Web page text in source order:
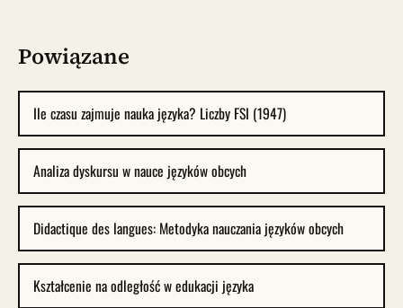
Powiązane
Ile czasu zajmuje nauka języka? Liczby FSI (1947)
Analiza dyskursu w nauce języków obcych
Didactique des langues: Metodyka nauczania języków obcych
Kształcenie na odległość w edukacji języka